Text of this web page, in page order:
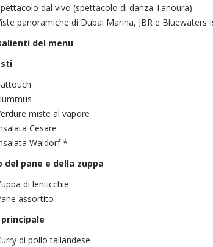
dal vivo (spettacolo di danza Tanoura)
panoramiche di Dubai Marina, JBR e Bluewaters
del menu
miste al vapore
Cesare
Waldorf *
del pane e della zuppa
di lenticchie
assortito
di pollo tailandese